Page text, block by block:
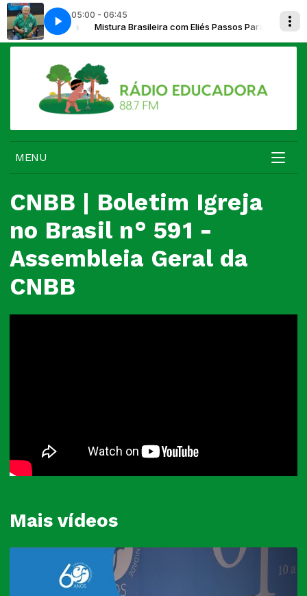
05:00 - 06:45
Passos Parada Mistura Brasileira com Eliés Passos Parada
MENU
CNBB | Boletim Igreja
no Brasil n° 591 -
Assembleia Geral da
CNBB
Mais vídeos